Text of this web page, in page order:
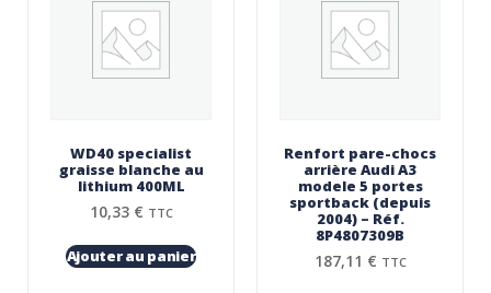
WD40 specialist
graisse blanche au
lithium 400ML
10,33 € TTC
Ajouter au panier
Renfort pare-chocs
arrière Audi A3
modele 5 portes
sportback (depuis
2004) – Réf.
8P4807309B
187,11 € TTC